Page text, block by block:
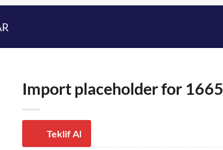
Import placeholder for 1665
Teklif Al